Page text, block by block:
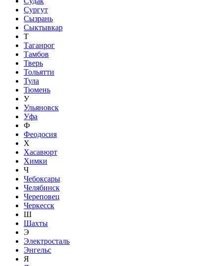
Сургут
Сызрань
Сыктывкар
Т
Таганрог
Тамбов
Тверь
Тольятти
Тула
Тюмень
У
Ульяновск
Уфа
Ф
Феодосия
Х
Хасавюрт
Химки
Ч
Чебоксары
Челябинск
Череповец
Черкесск
Ш
Шахты
Э
Электросталь
Энгельс
Я